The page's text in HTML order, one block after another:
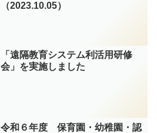
（2023.10.05）
「遠隔教育システム利活用研修
会」を実施しました
令和６年度 保育園・幼稚園・認